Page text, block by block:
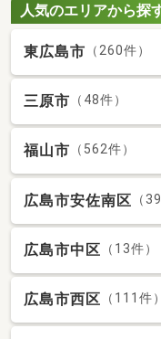
人気のエリアから探
東広島市 （260件）
三原市 （48件）
福山市 （562件）
広島市安佐南区 （
広島市中区 （13件）
広島市西区 （111件）